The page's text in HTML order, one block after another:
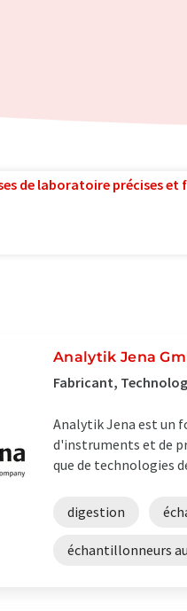
de laboratoire précises et
Analytik Jena
Fabricant,
Analytik Jena est un
d'instruments et de
que de technologies
digestion
échantillonneurs